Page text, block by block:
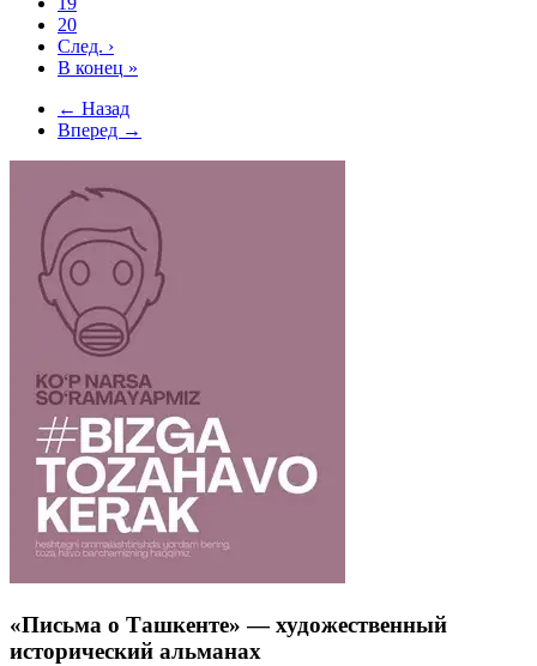
20
След. ›
В конец »
← Назад
Вперед →
«Письма о Ташкенте» — художественный
исторический альманах